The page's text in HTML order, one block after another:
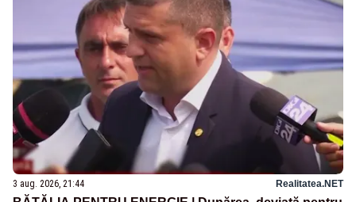
3 aug. 2026, 21:44 Realitatea.NET